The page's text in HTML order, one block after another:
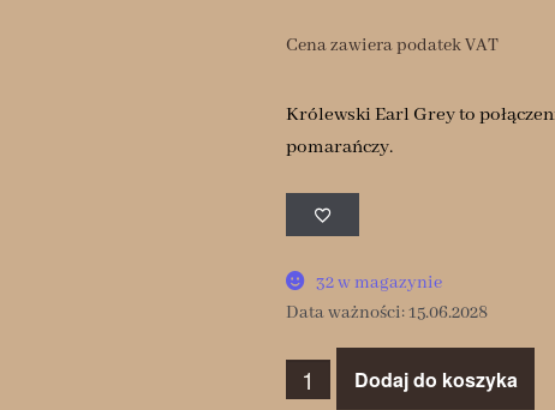
Cena zawiera podatek VAT
Królewski Earl Grey to
pomarańczy.
32 w magazynie
Data ważności: 15.06.2028
Dodaj do koszyka